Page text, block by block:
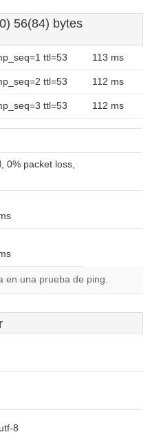
56(84) bytes
ttl=53 113 ms
ttl=53 112 ms
ttl=53 112 ms
0% packet loss,
en una prueba de ping.
8